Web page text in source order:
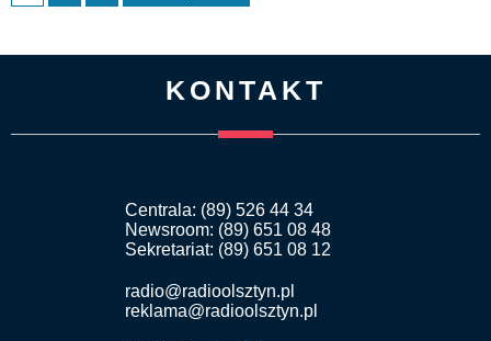
KONTAKT
Centrala: (89) 526 44 34
Newsroom: (89) 651 08 48
Sekretariat: (89) 651 08 12
radio@radioolsztyn.pl
reklama@radioolsztyn.pl